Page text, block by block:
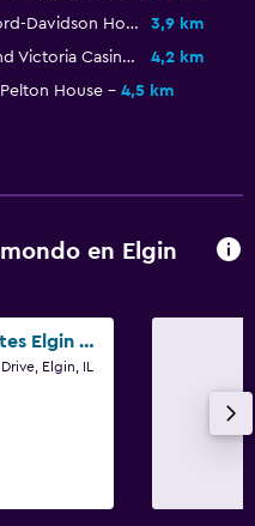
Gifford-Davidson House
3,9 km
Grand Victoria Casino
4,2 km
House 4,5 km
en Elgin
Comfort Suites Elgin Northwest
Elgin, IL